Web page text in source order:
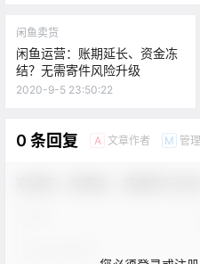
闲鱼卖货
闲鱼运营：账期延长、资金冻
结？无需寄件风险升级
2020-9-5 23:50:22
0 条回复 A 文章作者 M 管